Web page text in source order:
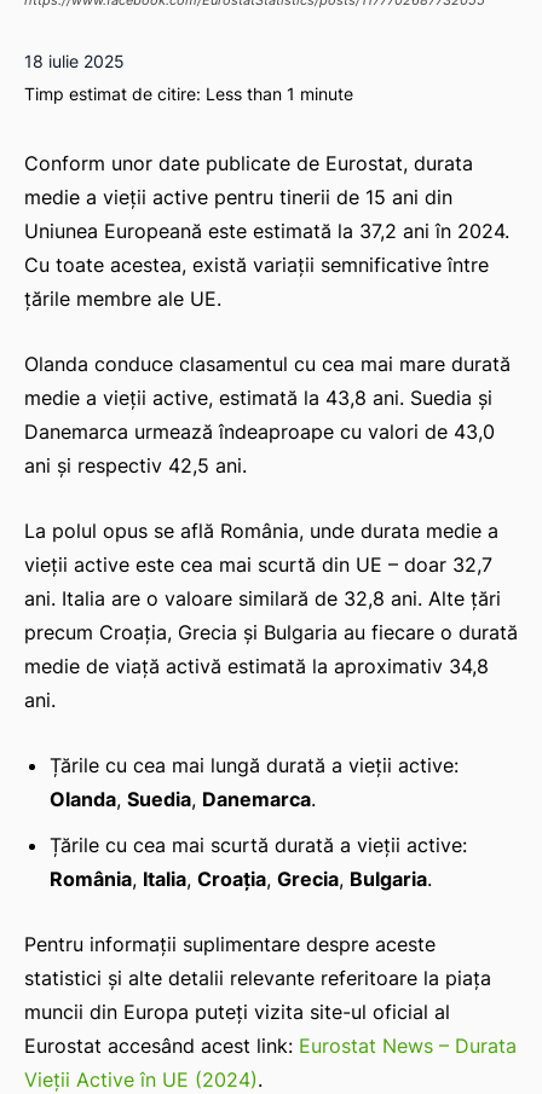
18 iulie 2025
Timp estimat de citire: Less than 1 minute
Conform unor date publicate de Eurostat, durata
medie a vieții active pentru tinerii de 15 ani din
Uniunea Europeană este estimată la 37,2 ani în 2024.
Cu toate acestea, există variații semnificative între
țările membre ale UE.
Olanda conduce clasamentul cu cea mai mare durată
medie a vieții active, estimată la 43,8 ani. Suedia și
Danemarca urmează îndeaproape cu valori de 43,0
ani și respectiv 42,5 ani.
La polul opus se află România, unde durata medie a
vieții active este cea mai scurtă din UE – doar 32,7
ani. Italia are o valoare similară de 32,8 ani. Alte țări
precum Croația, Grecia și Bulgaria au fiecare o durată
medie de viață activă estimată la aproximativ 34,8
ani.
Țările cu cea mai lungă durată a vieții active:
Olanda, Suedia, Danemarca.
Țările cu cea mai scurtă durată a vieții active:
România, Italia, Croația, Grecia, Bulgaria.
Pentru informații suplimentare despre aceste
statistici și alte detalii relevante referitoare la piața
muncii din Europa puteți vizita site-ul oficial al
Eurostat accesând acest link: Eurostat News – Durata
Vieţii Active în UE (2024).